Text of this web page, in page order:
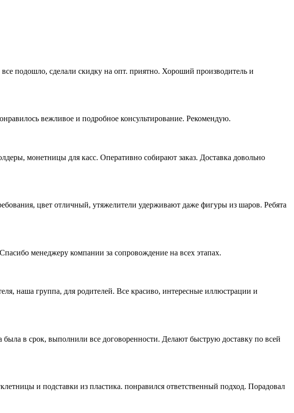
подошло, сделали скидку на опт. приятно. Хороший производитель и
вежливое и подробное консультирование. Рекомендую.
монетницы для касс. Оперативно собирают заказ. Доставка довольно
цвет отличный, утяжелители удерживают даже фигуры из шаров. Ребята
менеджеру компании за сопровождение на всех этапах.
наша группа, для родителей. Все красиво, интересные иллюстрации и
в срок, выполнили все договоренности. Делают быструю доставку по всей
и подставки из пластика. понравился ответственный подход. Порадовал